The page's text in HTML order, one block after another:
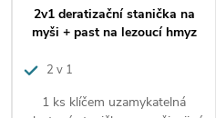
2v1 deratizační stanička na
myši + past na lezoucí hmyz
2 v 1
1 ks klíčem uzamykatelná